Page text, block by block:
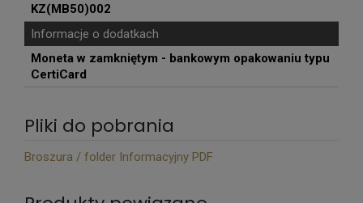
KZ(MB50)002
Informacje o dodatkach
Moneta w zamkniętym - bankowym opakowaniu typu
CertiCard
Pliki do pobrania
Broszura / folder Informacyjny PDF